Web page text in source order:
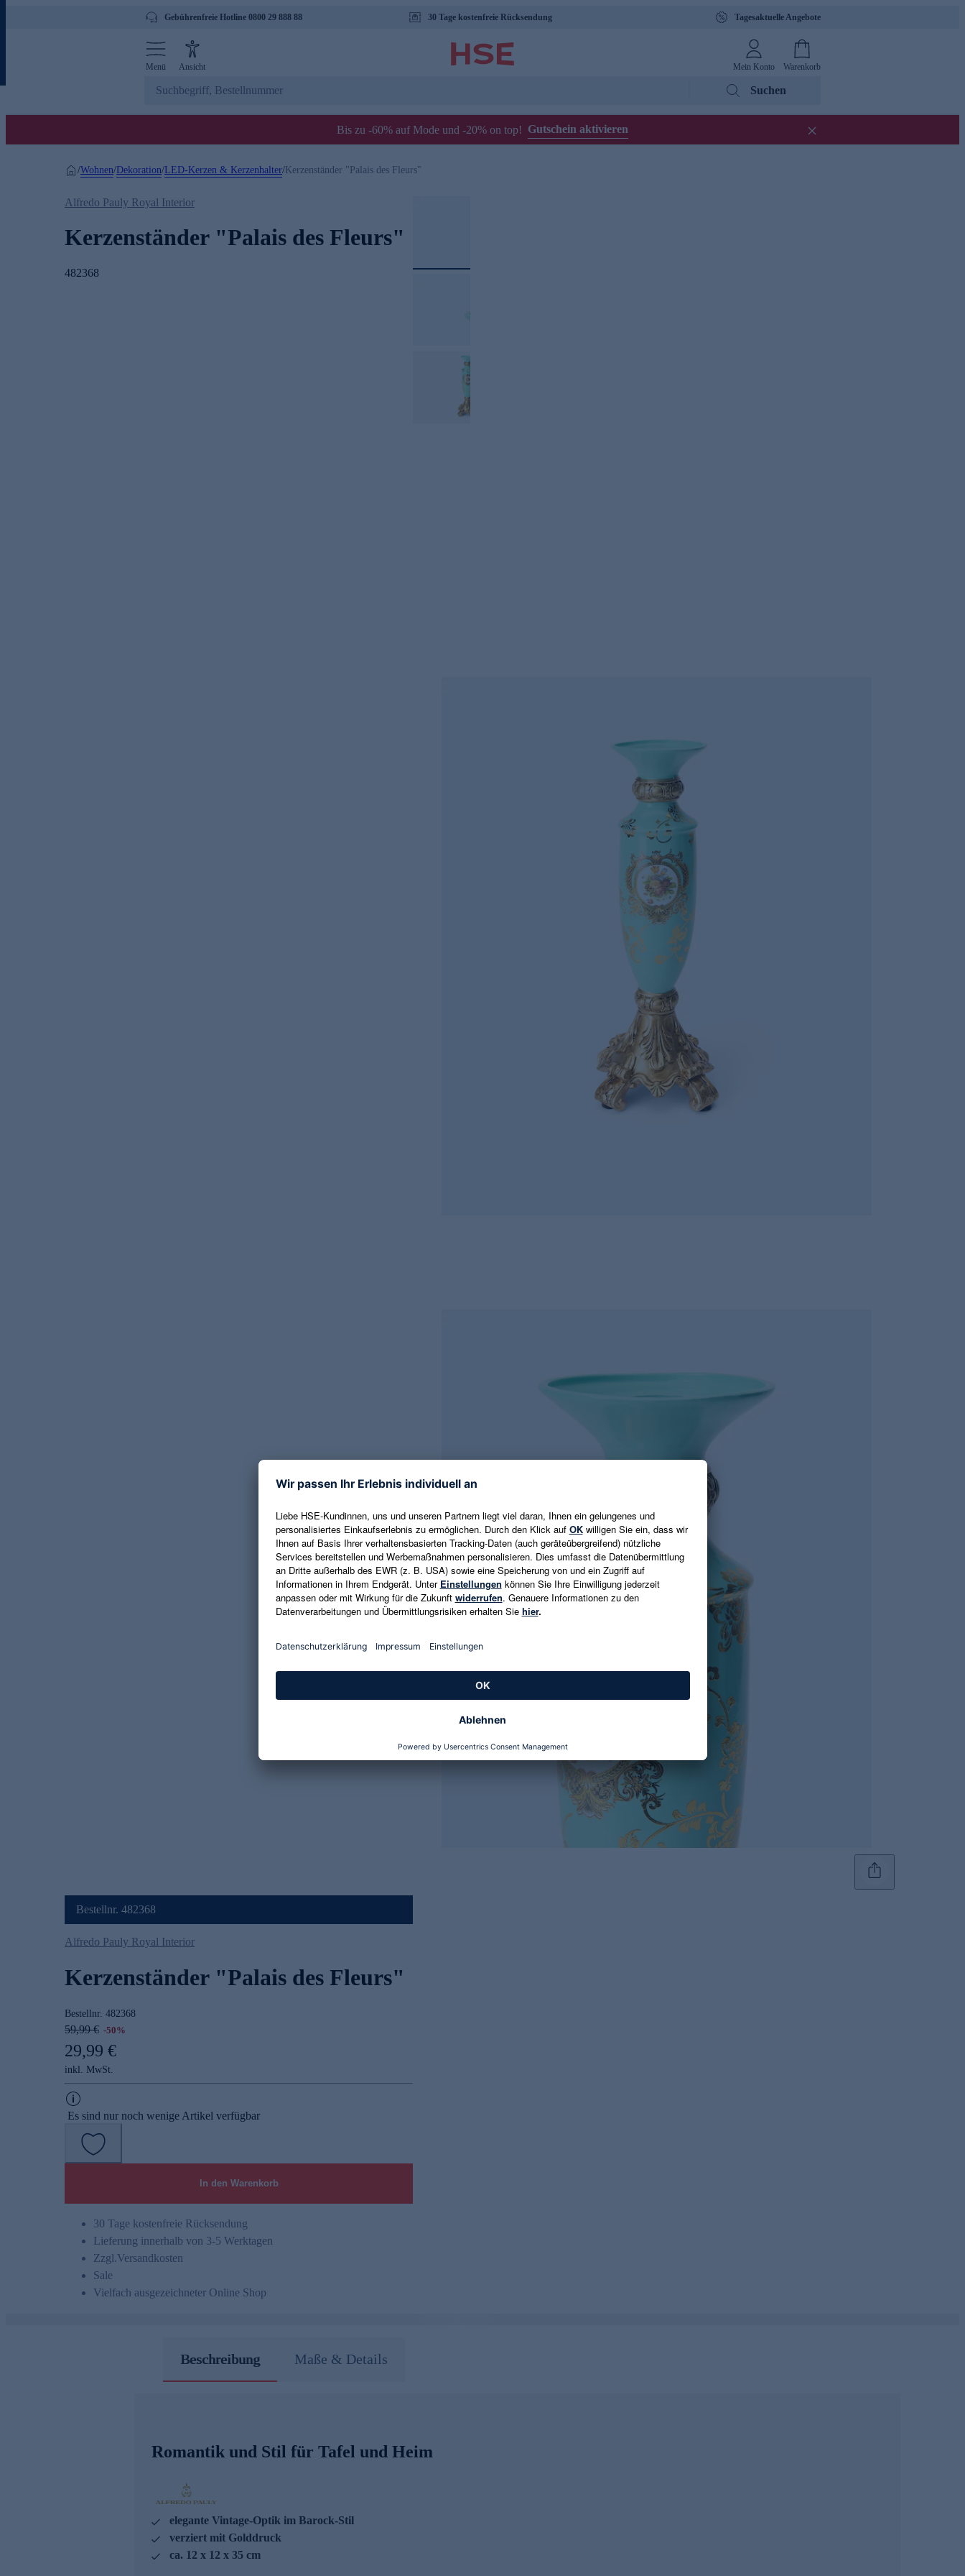
Gebührenfreie Hotline 0800 29 888 88 30 Tage kostenfreie Rücksendung Tagesaktuelle Angebote
Menü Ansicht Mein Konto Warenkorb
Suchen
Bis zu -60% auf Mode und -20% on top! Gutschein aktivieren
/Wohnen/Dekoration/LED-Kerzen & Kerzenhalter/ Kerzenständer "Palais des Fleurs"
Alfredo Pauly Royal Interior
Kerzenständer "Palais des Fleurs"
482368
Bestellnr. 482368
Alfredo Pauly Royal Interior
Kerzenständer "Palais des Fleurs"
Bestellnr. 482368
59,99 € -50%
29,99 €
inkl. MwSt.
Es sind nur noch wenige Artikel verfügbar
In den Warenkorb
30 Tage kostenfreie Rücksendung
Lieferung innerhalb von 3-5 Werktagen
Zzgl.Versandkosten
Sale
Vielfach ausgezeichneter Online Shop
Beschreibung Maße & Details
Romantik und Stil für Tafel und Heim
elegante Vintage-Optik im Barock-Stil
verziert mit Golddruck
ca. 12 x 12 x 35 cm